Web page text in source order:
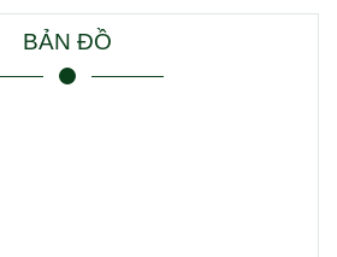
BẢN ĐỒ